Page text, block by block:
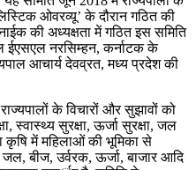
ओवरव्यू’ के दौरान गठित की
की अध्यक्षता में गठित इस समिति
ईएसएल नरसिम्हन, कर्नाटक के
आचार्य देवव्रत, मध्य प्रदेश की
के विचारों और सुझावों को
स्वास्थ्य सुरक्षा, ऊर्जा सुरक्षा, जल
कृषि में महिलाओं की भूमिका से
बीज, उर्वरक, ऊर्जा, बाजार आदि